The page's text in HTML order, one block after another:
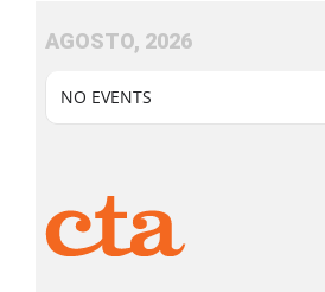
AGOSTO, 2026
NO EVENTS